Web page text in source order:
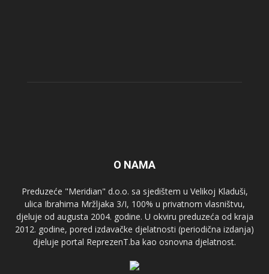
O NAMA
Preduzeće "Meridian" d.o.o. sa sjedištem u Velikoj Kladuši,
ulica Ibrahima Mržljaka 3/I, 100% u privatnom vlasništvu,
djeluje od augusta 2004. godine. U okviru preduzeća od kraja
2012. godine, pored izdavačke djelatnosti (periodična izdanja)
djeluje portal ReprezenT.ba kao osnovna djelatnost.